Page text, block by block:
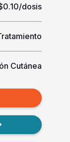
dosis
Cutánea